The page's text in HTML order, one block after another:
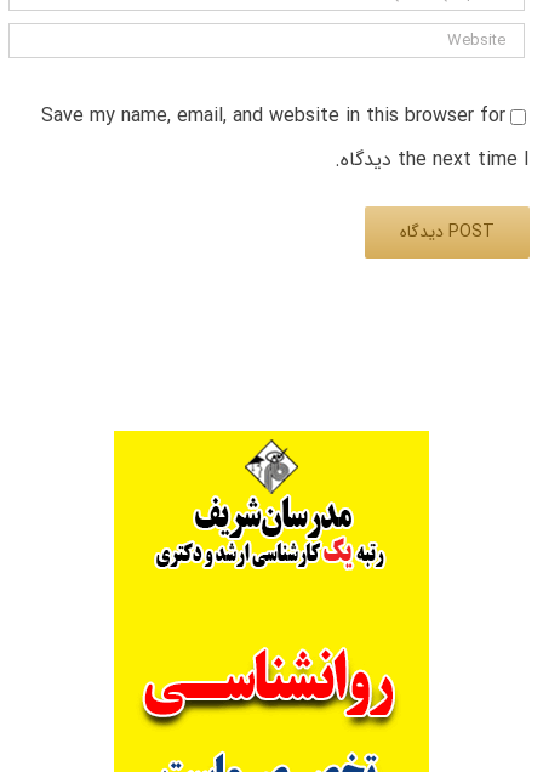
Save my name, email, and website in this browser for
the next time I دیدگاه.